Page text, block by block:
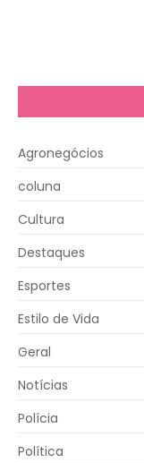
Agronegócios
coluna
Cultura
Destaques
Esportes
Estilo de Vida
Geral
Notícias
Polícia
Política